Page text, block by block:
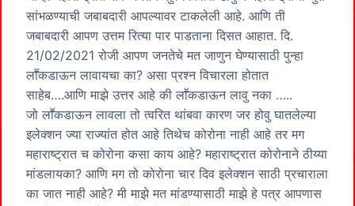
सांभळण्याची जबाबदारी आपल्यावर टाकलेली आहे. आणि ती
जबाबदारी आपण उत्तम रित्या पार पाडताना दिसत आहात. दि.
21/02/2021 रोजी आपण जनतेचे मत जाणुन घेण्यासाठी पुन्हा
लाॕकडाऊन लावायचा का? असा प्रश्न विचारला होतात
साहेब….आणि माझे उत्तर आहे की लाॕकडाऊन लावु नका …..
जो लाॕकडाऊन लावला तो त्वरित थांबवा कारण जर होवु घातलेल्या
इलेक्शन ज्या राज्यांत होत आहे तिथेच कोरोना नाही आहे तर मग
महाराष्ट्रात च कोरोना कसा काय आहे? महाराष्ट्रात कोरोनाने ठीय्या
मांडलायका? आणि मग तो कोरोना चार दिव इलेक्शन साठी प्रचाराला
का जात नाही आहे? मी माझे मत मांडण्यासाठी माझे हे पत्र आपणास